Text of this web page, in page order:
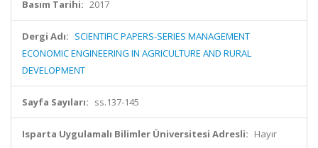
Basım Tarihi: 2017
Dergi Adı: SCIENTIFIC PAPERS-SERIES MANAGEMENT
ECONOMIC ENGINEERING IN AGRICULTURE AND RURAL
DEVELOPMENT
Sayfa Sayıları: ss.137-145
Isparta Uygulamalı Bilimler Üniversitesi Adresli: Hayır